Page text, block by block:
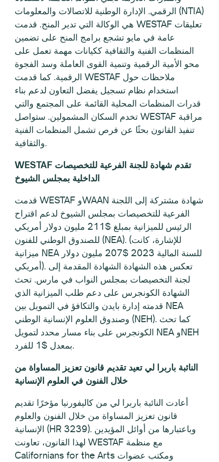
الرقمي. الإدارة الوطنية للاتصالات والمعلومات (NTIA)
هي الوكالة التي تدير المنح. قدمت WESTAF تعليقات
عامة في مايو تشجع برامج المنح على تضمين
المنظمات الفنية والثقافية ككيانات مهمة تعمل على
محو الأمية الرقمية وتنمية القوى العاملة وسد الفجوة
الرقمية. كما قدمت WESTAF ملاحظات حول
استخدام نظام تسجيل يفضل التعاون لدعم بناء
قدرات المنظمات المحلية القائمة على المجتمع والتي
تخدم السكان المشمولين. ستواصل WESTAF مراقبة
تنفيذ القانون بحثًا عن فرص تشمل المنظمات الفنية
والثقافية.
WESTAF تقدم شهادة للجنة الفرعية للتخصيصات
الداخلية بمجلس الشيوخ
قدمت WESTAF وWAAN شهادة مشتركة إلى اللجنة
الفرعية للتخصيصات بمجلس الشيوخ لدعم اقتراح
الرئيس للميزانية بمبلغ $211 مليون دولار أمريكي
للصندوق الوطني للفنون (NEA). (للإشارة، كانت
ميزانية NEA للسنة المالية 2023 $207 مليون دولار
أمريكي). تعكس هذه الشهادة الشهادة المقدمة إلى
لجنة التخصيصات بمجلس النواب في مارس. تحث
الشهادة الكونجرس على دعم طلب الميزانية الذي
قدمته إدارة بايدن والتكافؤ في التمويل بين NEA
وصندوق العلوم الإنسانية الوطني (NEH). كما تحث
الكونجرس على بناء مسار محدد لتمويل NEA وNEH
بمعدل $1 للفرد.
النائبة باربرا لي تعيد تقديم قانون تعزيز المساواة من
خلال الفنون في العلوم الإنسانية
أعادت النائبة باربرا لي من كاليفورنيا مؤخرًا تقديم
قانون تعزيز المساواة من خلال الفنون والعلوم
الإنسانية (HR 3239). وباعتبارها من أوائل المؤيدين
لهذا القانون، تعاونت WESTAF مع منظمة
Californians for the Arts ومكتب عضوات